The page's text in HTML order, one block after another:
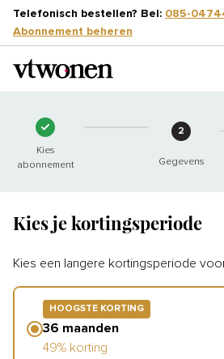
Telefonisch bestellen? Bel: 085-
Abonnement beheren
Kies
abonnement
2
Gegevens
Kies je kortingsperiode
Kies een langere kortingsperiode
HOOGSTE KORTING
36 maanden
49% korting